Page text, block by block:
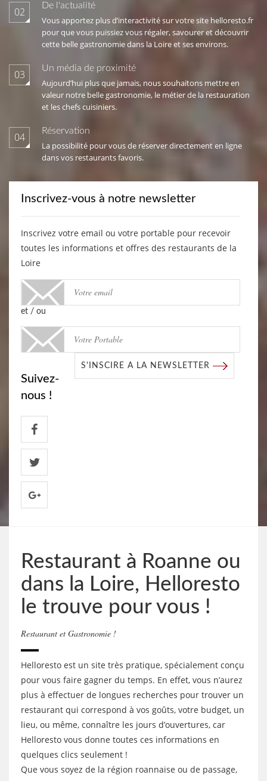
02 De l'actualité
Vous apportez plus d’interactivité sur votre site helloresto.fr
pour que vous puissiez vous régaler, savourer et découvrir
cette belle gastronomie dans la Loire et ses environs.
03 Un média de proximité
Aujourd’hui plus que jamais, nous souhaitons mettre en
valeur notre belle gastronomie, le métier de la restauration
et les chefs cuisiniers.
04 Réservation
La possibilité pour vous de réserver directement en ligne
dans vos restaurants favoris.
Inscrivez-vous à notre newsletter
Inscrivez votre email ou votre portable pour recevoir
toutes les informations et offres des restaurants de la
Loire
et / ou
S'INSCIRE A LA NEWSLETTER
Suivez-
nous !
Restaurant à Roanne ou
dans la Loire, Helloresto
le trouve pour vous !
Restaurant et Gastronomie !
Helloresto est un site très pratique, spécialement conçu
pour vous faire gagner du temps. En effet, vous n’aurez
plus à effectuer de longues recherches pour trouver un
restaurant qui correspond à vos goûts, votre budget, un
lieu, ou même, connaître les jours d’ouvertures, car
Helloresto vous donne toutes ces informations en
quelques clics seulement !
Que vous soyez de la région roannaise ou de passage,